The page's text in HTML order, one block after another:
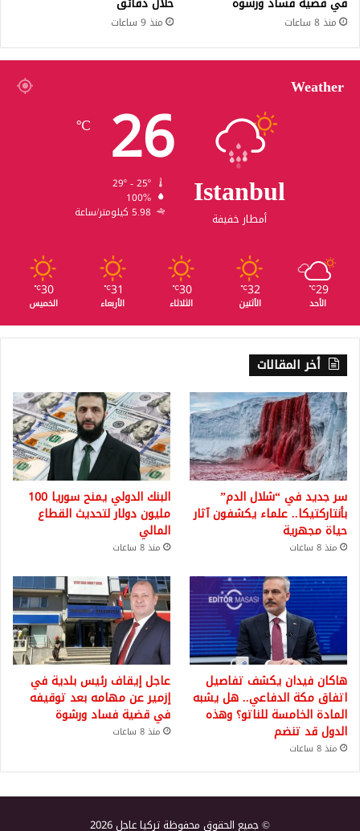
منذ 8 ساعات منذ 9 ساعات
Weather
Istanbul
أمطار خفيفة
26
℃
100%
5.98 كيلومتر/ساعة
29
℃
الأحد
32
℃
الأثنين
30
℃
الثلاثاء
31
℃
الأربعاء
30
℃
الخميس
أخر المقالات
سر جديد في “شلال الدم”
بأنتاركتيكا.. علماء يكشفون آثار
حياة مجهرية
منذ 8 ساعات
البنك الدولي يمنح سوريا 100
مليون دولار لتحديث القطاع
المالي
منذ 8 ساعات
هاكان فيدان يكشف تفاصيل
اتفاق مكة الدفاعي.. هل يشبه
المادة الخامسة للناتو؟ وهذه
الدول قد تنضم
منذ 8 ساعات
عاجل إيقاف رئيس بلدية في
إزمير عن مهامه بعد توقيفه
في قضية فساد ورشوة
منذ 8 ساعات
© جميع الحقوق محفوظة تركيا عاجل 2026